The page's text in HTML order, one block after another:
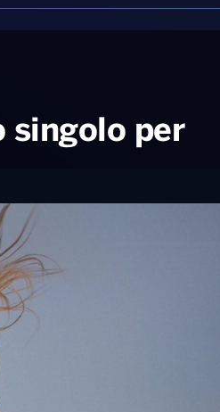
singolo per